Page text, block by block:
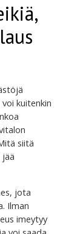
kuitenkin
siitä
jota
Ilman
imeytyy